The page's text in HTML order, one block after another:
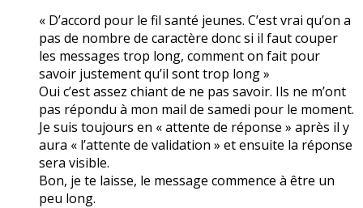
« D’accord pour le fil santé jeunes. C’est vrai qu’on a
pas de nombre de caractère donc si il faut couper
les messages trop long, comment on fait pour
savoir justement qu’il sont trop long »
Oui c’est assez chiant de ne pas savoir. Ils ne m’ont
pas répondu à mon mail de samedi pour le moment.
Je suis toujours en « attente de réponse » après il y
aura « l’attente de validation » et ensuite la réponse
sera visible.
Bon, je te laisse, le message commence à être un
peu long.